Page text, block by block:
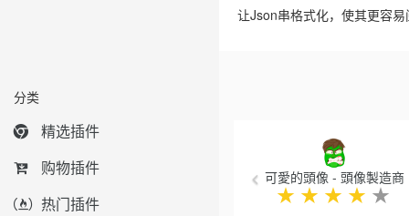
分类
精选插件
购物插件
热门插件
让Json串格式化，使其更容易
可愛的頭像 - 頭像製造商
★ ★ ★ ★ ★